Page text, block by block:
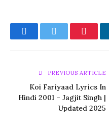
FacebookTwitter
PREVIOUS ARTICLE
Koi Fariyaad Lyrics In
Hindi 2001 – Jagjit Singh |
Updated 2025